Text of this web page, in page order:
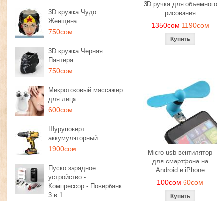
3D кружка Чудо
Женщина
750сом
3D кружка Черная
Пантера
750сом
Микротоковый массажер
для лица
600сом
Шуруповерт
аккумуляторный
1900сом
Пуско зарядное
устройство -
Компрессор - Повербанк
3 в 1
3D ручка для объемного
рисования
1350сом 1190сом
Micro usb вентилятор
для смартфона на
Android и iPhone
100сом 60сом